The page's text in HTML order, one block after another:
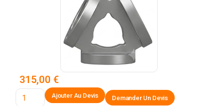
315,00 €
Demander Un Devis